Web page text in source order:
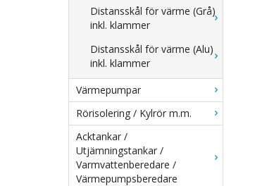
Distansskål för värme (Grå)
inkl. klammer
Distansskål för värme (Alu)
inkl. klammer
Värmepumpar
Rörisolering / Kylrör m.m.
Acktankar /
Utjämningstankar /
Varmvattenberedare /
Värmepumpsberedare